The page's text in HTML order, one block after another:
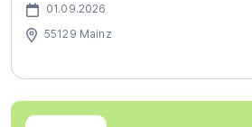
01.09.2026
55129 Mainz